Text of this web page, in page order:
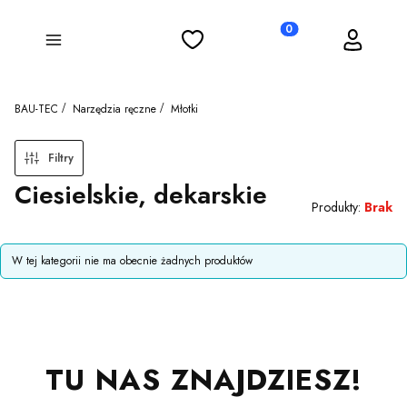
Menu Ulubione Produkty w koszyku:
Koszyk Zaloguj się
BAU-TEC Narzędzia ręczne Młotki
Filtry
Ciesielskie, dekarskie Produkty: Brak
Lista produktów
W tej kategorii nie ma obecnie żadnych produktów
TU NAS ZNAJDZIESZ!